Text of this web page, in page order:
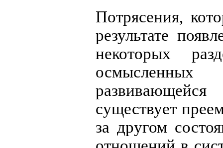
Потрясения,
результате
некоторых
существует
за другом